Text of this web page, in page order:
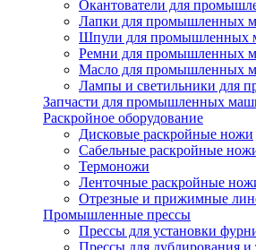
Окантователи для
Лапки для промышленных
Шпули для промышленных
Ремни для промышленных
Масло для промышленных
Лампы и светильники для
Запчасти для промышленных
Раскройное оборудование
Дисковые раскройные ножи
Сабельные раскройные
Термоножи
Ленточные раскройные
Отрезные и прижимные
Промышленные прессы
Прессы для установки
Прессы для дублирования и